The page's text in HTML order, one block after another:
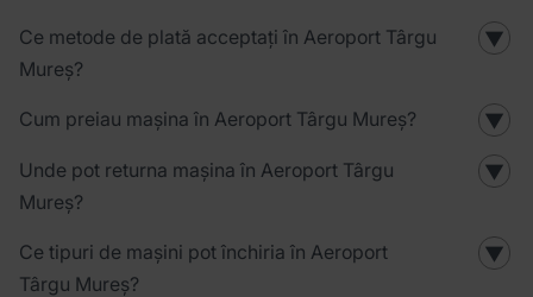
Ce metode de plată acceptați în Aeroport Târgu
Mureș?
▼
Cum preiau mașina în Aeroport Târgu Mureș? ▼
Unde pot returna mașina în Aeroport Târgu
Mureș?
▼
Ce tipuri de mașini pot închiria în Aeroport
Târgu Mureș?
▼